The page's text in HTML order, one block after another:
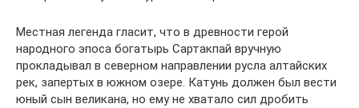
Местная легенда гласит, что в древности герой
народного эпоса богатырь Сартакпай вручную
прокладывал в северном направлении русла алтайских
рек, запертых в южном озере. Катунь должен был вести
юный сын великана, но ему не хватало сил дробить